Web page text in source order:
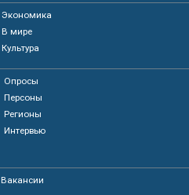
Экономика
В мире
Культура
Опросы
Персоны
Регионы
Интервью
Вакансии